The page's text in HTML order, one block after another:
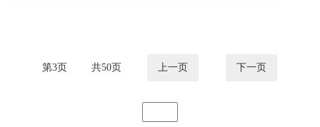
第3页 共50页 上一页 下一页